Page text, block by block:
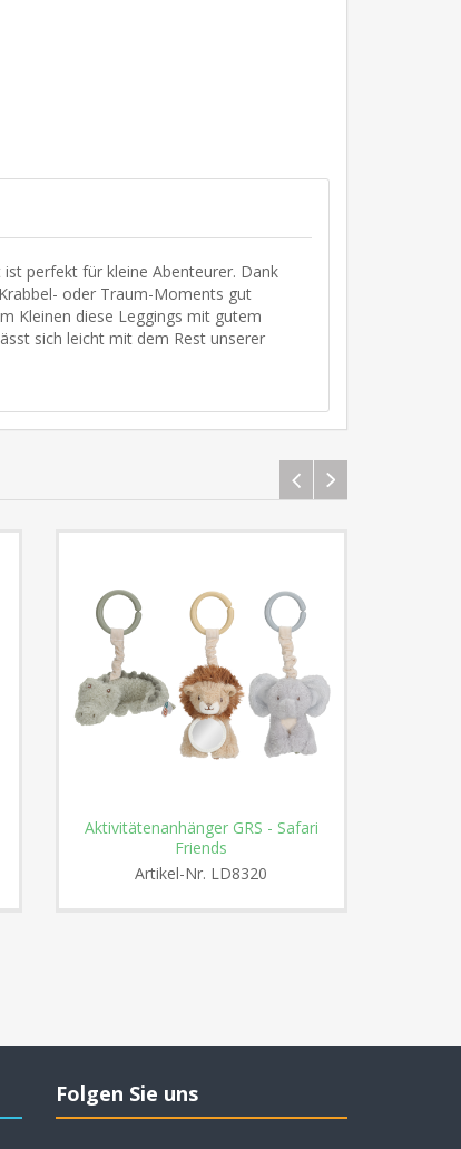
perfekt für kleine Abenteurer. Dank
oder Traum-Moments gut
Kleinen diese Leggings mit gutem
sich leicht mit dem Rest unserer
Aktivitätenanhänger GRS - Safari
Friends
Artikel-Nr. LD8320
Folgen Sie uns